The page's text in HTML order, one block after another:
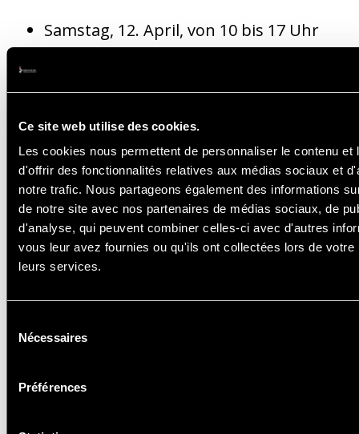
Ce site web utilise des cookies.
Les cookies nous permettent de personnaliser le contenu et
d'offrir des fonctionnalités relatives aux médias sociaux et
notre trafic. Nous partageons également des informations
de notre site avec nos partenaires de médias sociaux, de
d'analyse, qui peuvent combiner celles-ci avec d'autres
vous leur avez fournies ou qu'ils ont collectées lors de votre
leurs services.
Nécessaires
Préférences
Samstag, 12. April, von 10 bis 17 Uhr
Shop Einkaufszone :
Samstag, 12. April von 10 bis 17 Uhr
Sonntag, 13. April von 10 bis 17 Uhr